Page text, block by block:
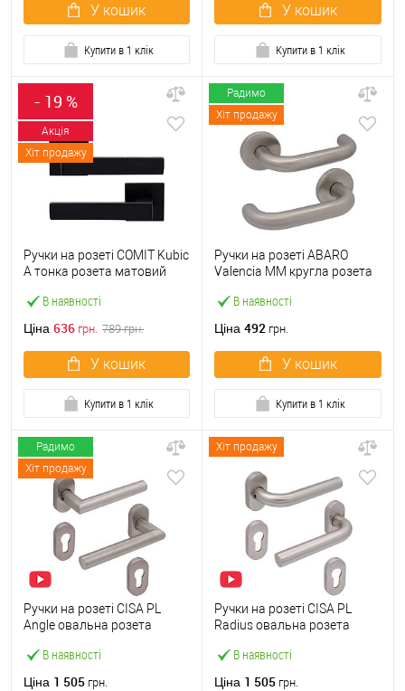
У кошик
Купити в 1 клік
У кошик
Купити в 1 клік
- 19 %
Акція
Хіт продажу
В наявності
Ручки на розеті COMIT Kubic
A тонка розета матовий
Ціна 636 грн. 789грн.
У кошик
Купити в 1 клік
Радимо
Хіт продажу
В наявності
Ручки на розеті ABARO
Valencia MM кругла розета
Ціна 492 грн.
У кошик
Купити в 1 клік
Радимо
Хіт продажу
В наявності
Ручки на розеті CISA PL
Angle овальна розета
Ціна 1 505 грн.
Хіт продажу
В наявності
Ручки на розеті CISA PL
Radius овальна розета
Ціна 1 505 грн.